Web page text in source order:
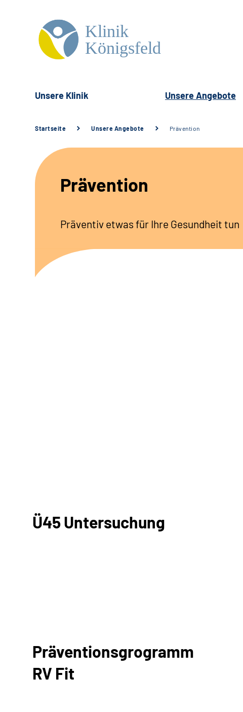
Unsere Klinik Unsere Angebote
Startseite Unsere Angebote Prävention
Prävention
Präventiv etwas für Ihre Gesundheit tun
Ü45 Untersuchung
Präventionsgrogramm
RV Fit